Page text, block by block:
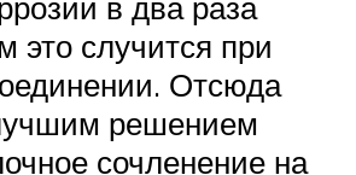
это случится при
Отсюда
решением
сочленение на